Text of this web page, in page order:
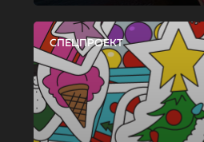
СПЕЦПРОЕКТ